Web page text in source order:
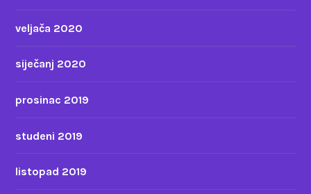
veljača 2020
siječanj 2020
prosinac 2019
studeni 2019
listopad 2019